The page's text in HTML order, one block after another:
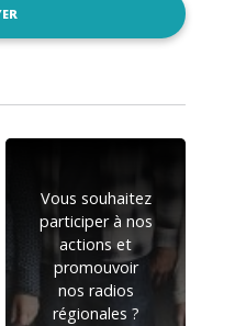
Vous souhaitez
participer à nos
actions et
promouvoir
nos radios
régionales ?